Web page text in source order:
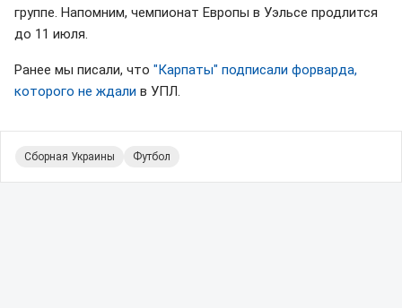
группе. Напомним, чемпионат Европы в Уэльсе продлится
до 11 июля.
Ранее мы писали, что "Карпаты" подписали форварда,
которого не ждали в УПЛ.
Сборная Украины Футбол